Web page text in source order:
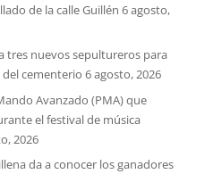
de la calle Guillén 6 agosto,
tres nuevos sepultureros para
cementerio 6 agosto, 2026
Avanzado (PMA) que
el festival de música
2026
da a conocer los ganadores